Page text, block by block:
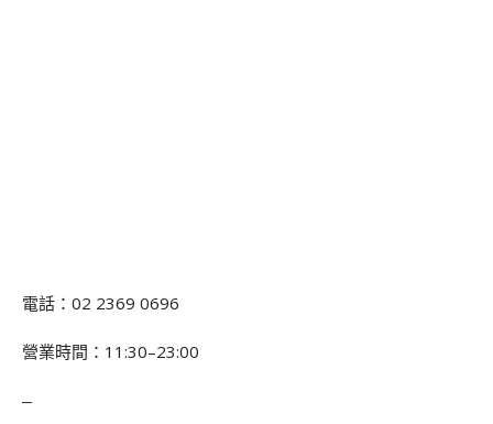
電話：02 2369 0696
營業時間：11:30–23:00
–